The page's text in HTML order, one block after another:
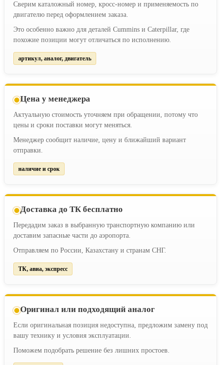
Сверим каталожный номер, кросс-номер и применяемость по
двигателю перед оформлением заказа.
Это особенно важно для деталей Cummins и Caterpillar, где
похожие позиции могут отличаться по исполнению.
артикул, аналог, двигатель
Цена у менеджера
Актуальную стоимость уточняем при обращении, потому что
цены и сроки поставки могут меняться.
Менеджер сообщит наличие, цену и ближайший вариант
отправки.
наличие и срок
Доставка до ТК бесплатно
Передадим заказ в выбранную транспортную компанию или
доставим запасные части до аэропорта.
Отправляем по России, Казахстану и странам СНГ.
ТК, авиа, экспресс
Оригинал или подходящий аналог
Если оригинальная позиция недоступна, предложим замену под
вашу технику и условия эксплуатации.
Поможем подобрать решение без лишних простоев.